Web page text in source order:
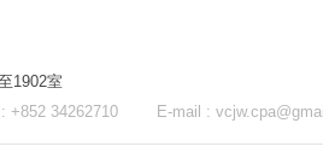
1902室
+852 34262710 E-mail :